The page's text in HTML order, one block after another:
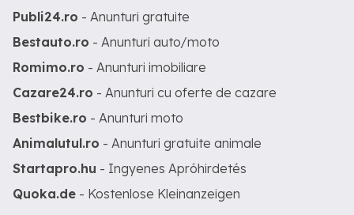
Publi24.ro - Anunturi gratuite
Bestauto.ro - Anunturi auto/moto
Romimo.ro - Anunturi imobiliare
Cazare24.ro - Anunturi cu oferte de cazare
Bestbike.ro - Anunturi moto
Animalutul.ro - Anunturi gratuite animale
Startapro.hu - Ingyenes Apróhirdetés
Quoka.de - Kostenlose Kleinanzeigen